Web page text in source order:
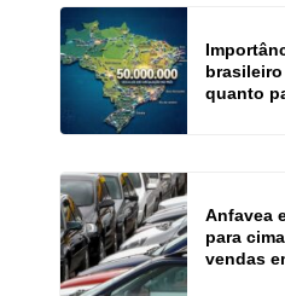
quanto
Anfavea
para
vendas